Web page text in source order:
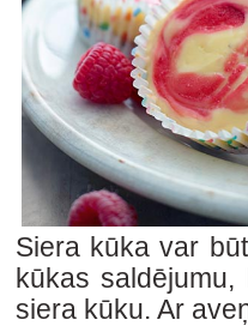
Siera kūka var
kūkas
siera kūku. Ar